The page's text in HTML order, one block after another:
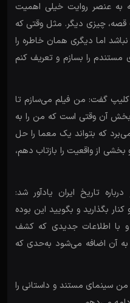
عنصر روایت خیلی اهمیت
چیزی دیگر. مثل وقتی که
اما دیگری همان خاطره را
را بسازم و تعریف کنم
گفت: من فیلم می‌سازم تا
آن وقتی است که من را به
که بتواند یک معما را حل
از واقعیت را بازتاب دهم،
تاریخ ایران یادآور شد:
بگذارید و بگویید این بوده
و با اطلاعات جدیدی که کشف
به آن اضافه می‌شود به‌حدی که
سینمای مستند و داستانی را